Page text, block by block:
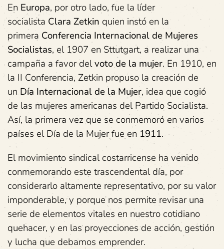
En Europa, por otro lado, fue la líder
socialista Clara Zetkin quien instó en la
primera Conferencia Internacional de Mujeres
Socialistas, el 1907 en Sttutgart, a realizar una
campaña a favor delvoto de la mujer. En 1910, en
la II Conferencia, Zetkin propuso la creación de
un Día Internacional de la Mujer, idea que cogió
de las mujeres americanas del Partido Socialista.
Así, la primera vez que se conmemoró en varios
países el Día de la Mujer fue en 1911.
El movimiento sindical costarricense ha venido
conmemorando este trascendental día, por
considerarlo altamente representativo, por su valor
imponderable, y porque nos permite revisar una
serie de elementos vitales en nuestro cotidiano
quehacer, y en las proyecciones de acción, gestión
y lucha que debamos emprender.